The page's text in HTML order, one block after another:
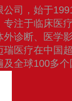
司，始于
注于临床医
诊断、医学
医疗在中国
及全球100多